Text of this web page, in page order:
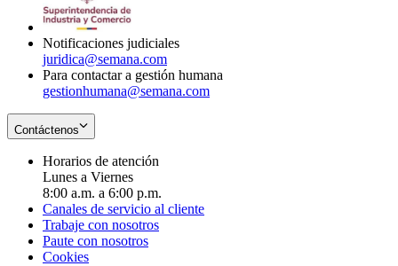
Notificaciones judiciales
juridica@semana.com
Para contactar a gestión humana
gestionhumana@semana.com
Contáctenos
Horarios de atención
Lunes a Viernes
8:00 a.m. a 6:00 p.m.
Canales de servicio al cliente
Trabaje con nosotros
Paute con nosotros
Cookies